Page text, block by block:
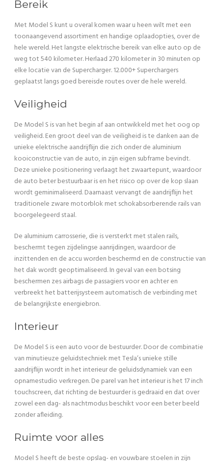
Bereik
Met Model S kunt u overal komen waar u heen wilt met een
toonaangevend assortiment en handige oplaadopties, over de
hele wereld. Het langste elektrische bereik van elke auto op de
weg tot 540 kilometer. Herlaad 270 kilometer in 30 minuten op
elke locatie van de Supercharger. 12.000+ Superchargers
geplaatst langs goed bereisde routes over de hele wereld.
Veiligheid
De Model S is van het begin af aan ontwikkeld met het oog op
veiligheid. Een groot deel van de veiligheid is te danken aan de
unieke elektrische aandrijflijn die zich onder de aluminium
kooiconstructie van de auto, in zijn eigen subframe bevindt.
Deze unieke positionering verlaagt het zwaartepunt, waardoor
de auto beter bestuurbaar is en het risico op over de kop slaan
wordt geminimaliseerd. Daarnaast vervangt de aandrijflijn het
traditionele zware motorblok met schokabsorberende rails van
boorgelegeerd staal.
De aluminium carrosserie, die is versterkt met stalen rails,
beschermt tegen zijdelingse aanrijdingen, waardoor de
inzittenden en de accu worden beschermd en de constructie van
het dak wordt geoptimaliseerd. In geval van een botsing
beschermen zes airbags de passagiers voor en achter en
verbreekt het batterijsysteem automatisch de verbinding met
de belangrijkste energiebron.
Interieur
De Model S is een auto voor de bestuurder. Door de combinatie
van minutieuze geluidstechniek met Tesla’s unieke stille
aandrijflijn wordt in het interieur de geluidsdynamiek van een
opnamestudio verkregen. De parel van het interieur is het 17 inch
touchscreen, dat richting de bestuurder is gedraaid en dat over
zowel een dag- als nachtmodus beschikt voor een beter beeld
zonder afleiding.
Ruimte voor alles
Model S heeft de beste opslag- en vouwbare stoelen in zijn